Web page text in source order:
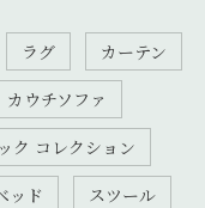
ラグ
カーテン
カウチソファ
ク コレクション
ッド
スツール